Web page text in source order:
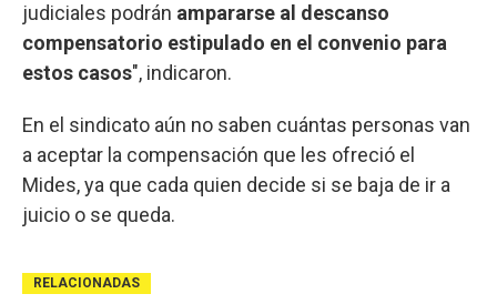
judiciales podrán ampararse al descanso
compensatorio estipulado en el convenio para
estos casos", indicaron.
En el sindicato aún no saben cuántas personas van
a aceptar la compensación que les ofreció el
Mides, ya que cada quien decide si se baja de ir a
juicio o se queda.
RELACIONADAS